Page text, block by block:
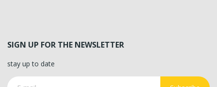
SIGN UP FOR THE NEWSLETTER
stay up to date